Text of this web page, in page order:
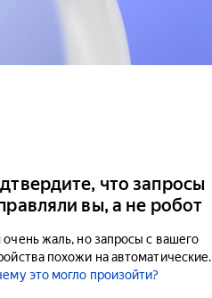
что запросы
вы, а не робот
жаль, но запросы с вашего
похожи на автоматические.
это могло произойти?